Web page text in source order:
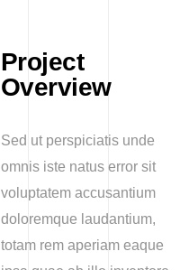
Project
Overview
Sed ut perspiciatis unde
omnis iste natus error sit
voluptatem accusantium
doloremque laudantium,
totam rem aperiam eaque